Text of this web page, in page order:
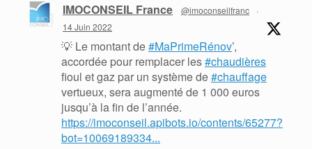
IMOCONSEIL France @imoconseilfranc
·
14 Juin 2022
💡 Le montant de#MaPrimeRénov’,
accordée pour remplacer les#chaudières
fioul et gaz par un système de#chauffage
vertueux, sera augmenté de 1 000 euros
jusqu’à la fin de l’année.
https://imoconseil.apibots.io/contents/65277?
bot=10069189334...